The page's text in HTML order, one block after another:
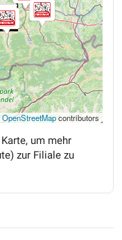
OpenStreetMapcontributors
um mehr
zur Filiale zu